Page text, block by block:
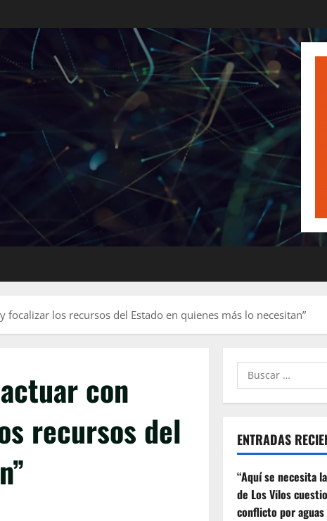
los recursos del Estado en quienes más lo necesitan”
con
recursos del
Buscar
por:
ENTRADAS
“Aquí se necesita
de Los Vilos
conflicto por